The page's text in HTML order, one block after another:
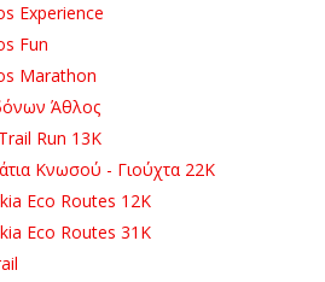
Experience
Fun
Marathon
Άθλος
Run 13K
Κνωσού - Γιούχτα 22Κ
Eco Routes 12K
Eco Routes 31K